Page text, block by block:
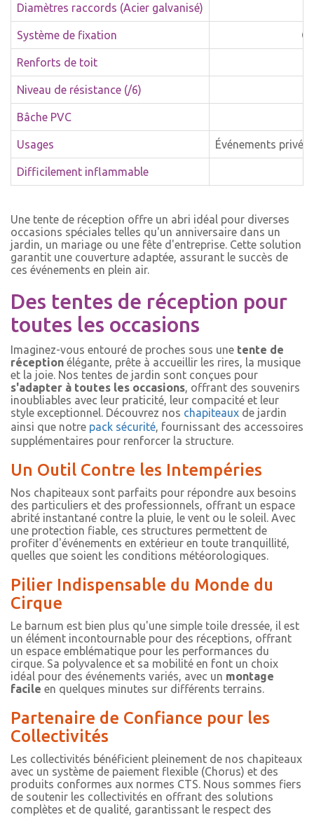
Diamètres raccords (Acier galvanisé)
Système de fixation
Renforts de toit
Niveau de résistance (/6)
Bâche PVC
Usages Événements
Difficilement inflammable
Une tente de réception offre un abri idéal pour diverses
occasions spéciales telles qu'un anniversaire dans un
jardin, un mariage ou une fête d'entreprise. Cette solution
garantit une couverture adaptée, assurant le succès de
ces événements en plein air.
Des tentes de réception pour
toutes les occasions
Imaginez-vous entouré de proches sous une tente de
réception élégante, prête à accueillir les rires, la musique
et la joie. Nos tentes de jardin sont conçues pour
s'adapter à toutes les occasions, offrant des souvenirs
inoubliables avec leur praticité, leur compacité et leur
style exceptionnel. Découvrez nos chapiteaux de jardin
ainsi que notre pack sécurité, fournissant des accessoires
supplémentaires pour renforcer la structure.
Un Outil Contre les Intempéries
Nos chapiteaux sont parfaits pour répondre aux besoins
des particuliers et des professionnels, offrant un espace
abrité instantané contre la pluie, le vent ou le soleil. Avec
une protection fiable, ces structures permettent de
profiter d'événements en extérieur en toute tranquillité,
quelles que soient les conditions météorologiques.
Pilier Indispensable du Monde du
Cirque
Le barnum est bien plus qu'une simple toile dressée, il est
un élément incontournable pour des réceptions, offrant
un espace emblématique pour les performances du
cirque. Sa polyvalence et sa mobilité en font un choix
idéal pour des événements variés, avec un montage
facile en quelques minutes sur différents terrains.
Partenaire de Confiance pour les
Collectivités
Les collectivités bénéficient pleinement de nos chapiteaux
avec un système de paiement flexible (Chorus) et des
produits conformes aux normes CTS. Nous sommes fiers
de soutenir les collectivités en offrant des solutions
complètes et de qualité, garantissant le respect des